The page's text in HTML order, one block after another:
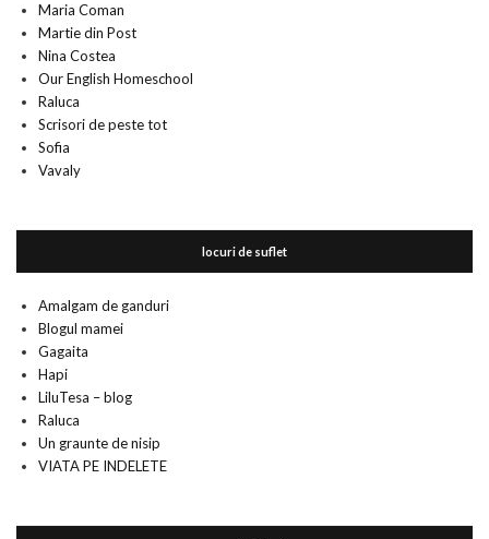
Maria Coman
Martie din Post
Nina Costea
Our English Homeschool
Raluca
Scrisori de peste tot
Sofia
Vavaly
locuri de suflet
Amalgam de ganduri
Blogul mamei
Gagaita
Hapi
LiluTesa – blog
Raluca
Un graunte de nisip
VIATA PE INDELETE